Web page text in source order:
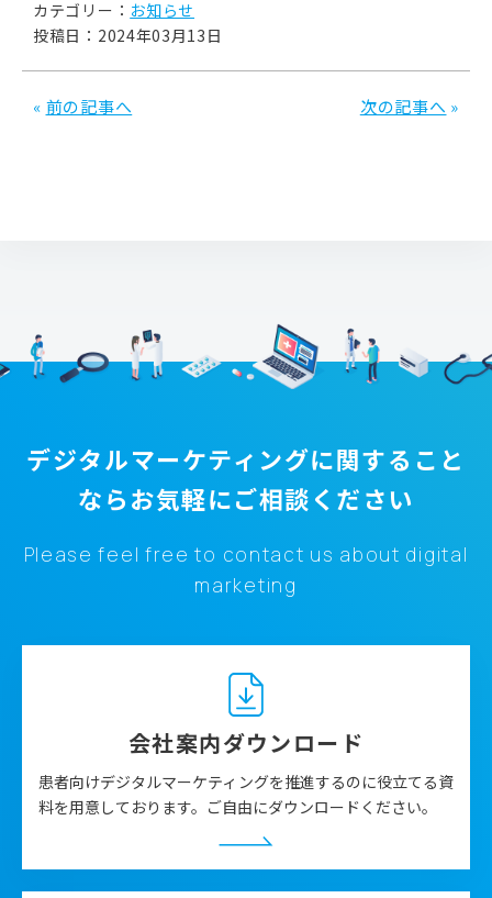
カテゴリー： お知らせ
投稿日：2024年03月13日
« 前の記事へ 次の記事へ »
デジタルマーケティングに関すること
ならお気軽にご相談ください
Please feel free to contact us about digital
marketing
会社案内ダウンロード
患者向けデジタルマーケティングを推進するのに役立てる資
料を用意しております。ご自由にダウンロードください。